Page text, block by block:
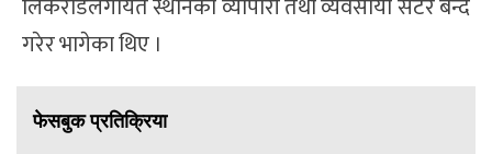
लिंकरोडलगायत स्थानका व्यापारी तथा व्यवसायी सटर बन्द
गरेर भागेका थिए ।
फेसबुक प्रतिक्रिया